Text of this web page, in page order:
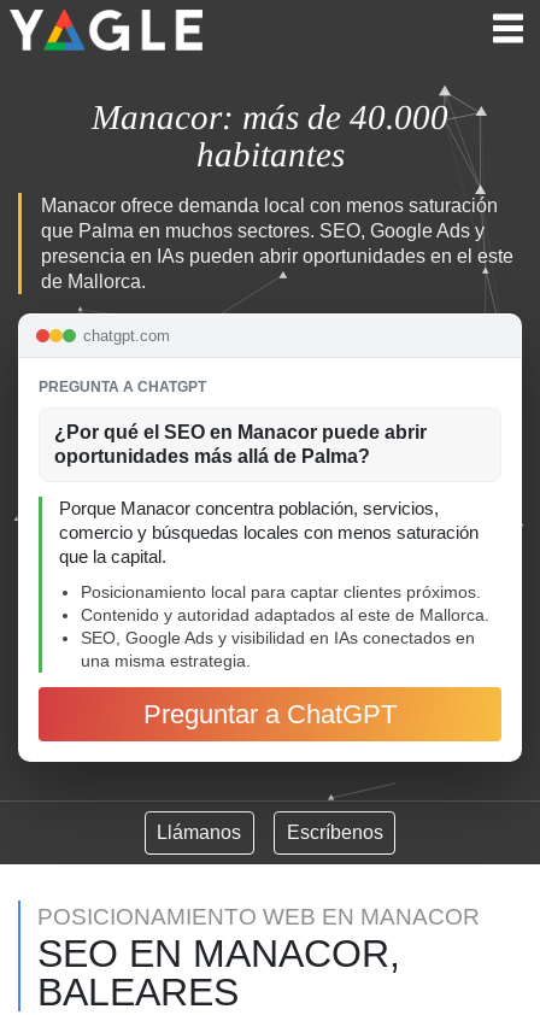
Manacor: más de 40.000
habitantes
Manacor ofrece demanda local con menos saturación
que Palma en muchos sectores. SEO, Google Ads y
presencia en IAs pueden abrir oportunidades en el este
de Mallorca.
chatgpt.com
PREGUNTA A CHATGPT
¿Por qué el SEO en Manacor puede abrir
oportunidades más allá de Palma?
Porque Manacor concentra población, servicios,
comercio y búsquedas locales con menos saturación
que la capital.
Posicionamiento local para captar clientes próximos.
Contenido y autoridad adaptados al este de Mallorca.
SEO, Google Ads y visibilidad en IAs conectados en
una misma estrategia.
Preguntar a ChatGPT
Llámanos Escríbenos
POSICIONAMIENTO WEB EN MANACOR
SEO EN MANACOR,
BALEARES